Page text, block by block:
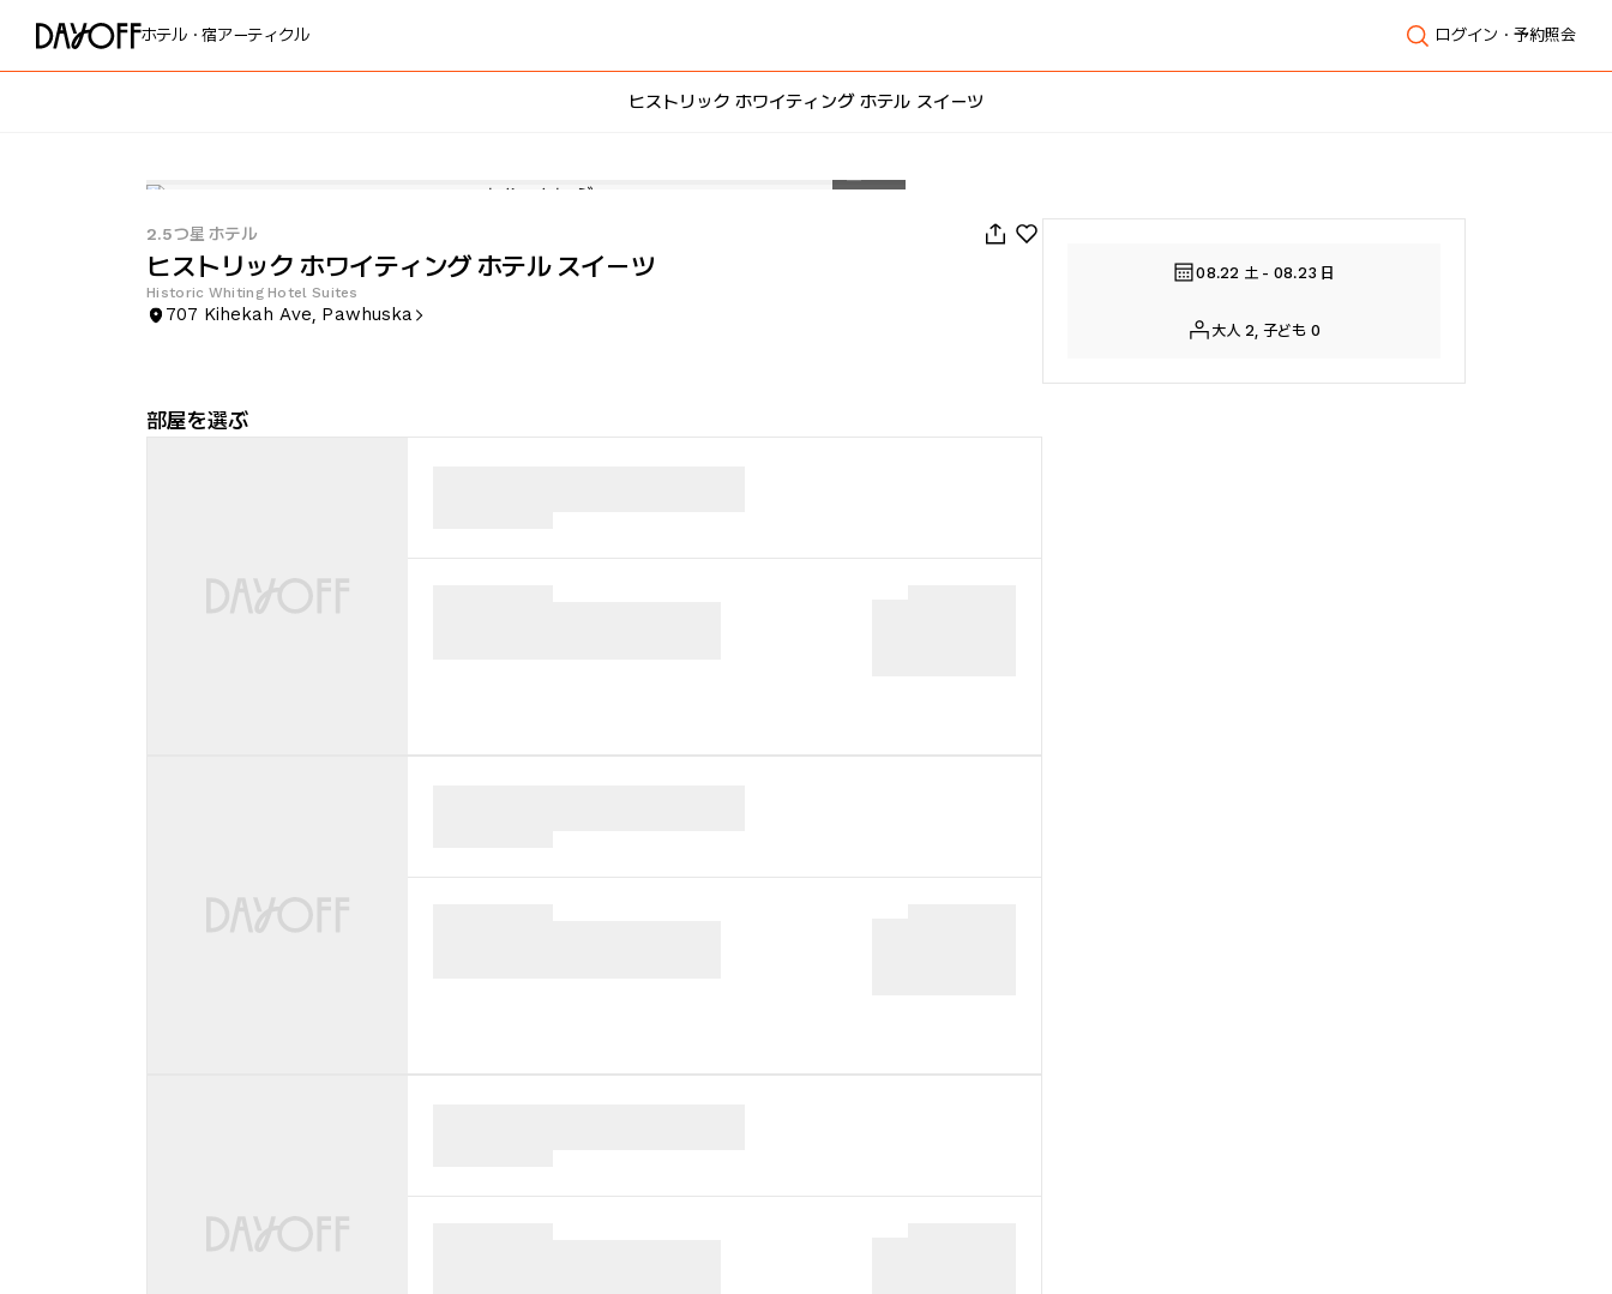
ホテル・宿アーティクル ログイン・予約照会
ヒストリック ホワイティング ホテル スイーツ
2.5つ星 ホテル
ヒストリック ホワイティング ホテル スイーツ
Historic Whiting Hotel Suites
707 Kihekah Ave, Pawhuska
部屋を選ぶ
08.22 土 - 08.23 日
大人 2, 子ども 0